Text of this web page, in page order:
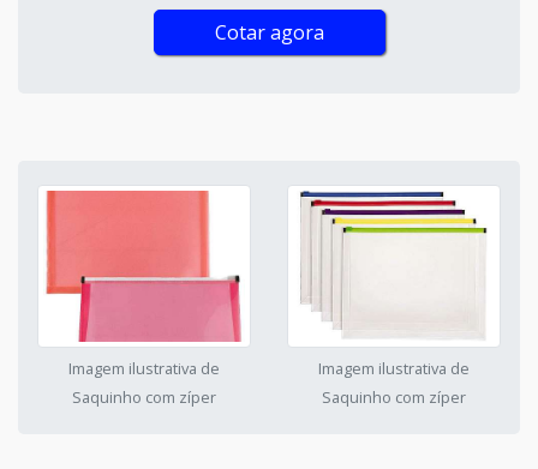
Cotar agora
Imagem ilustrativa de
Saquinho com zíper
Imagem ilustrativa de
Saquinho com zíper